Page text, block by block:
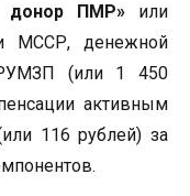
донор ПМР» или
МССР, денежной
(или 1 450
активным
116 рублей) за